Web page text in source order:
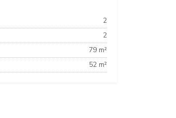
2
2
79 m²
52 m²